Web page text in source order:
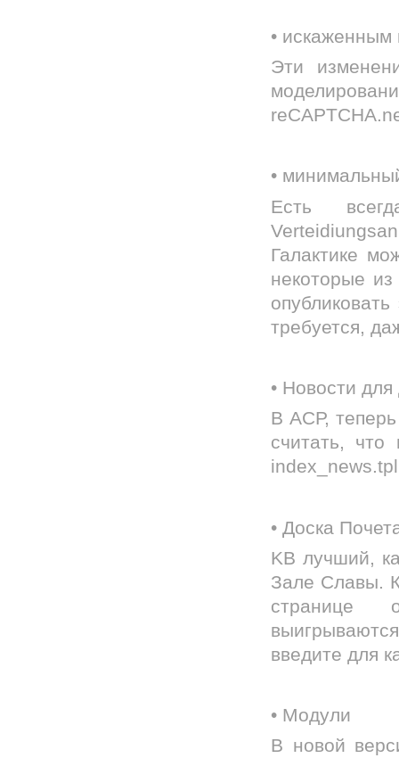
•
Эти
•
Есть
Галактике
некоторые
требуется,
• Новости
В АСР,
считать,
• Доска
KB лучший,
Зале Славы.
странице
введите для
• Модули
В новой